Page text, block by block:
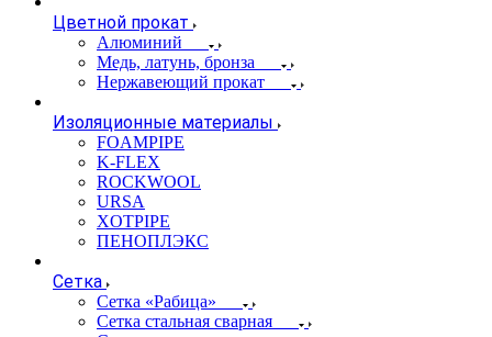
Цветной прокат
Алюминий
Медь, латунь, бронза
Нержавеющий прокат
Изоляционные материалы
FOAMPIPE
K-FLEX
ROCKWOOL
URSA
XOTPIPE
ПЕНОПЛЭКС
Сетка
Сетка «Рабица»
Сетка стальная сварная